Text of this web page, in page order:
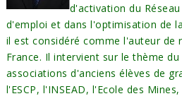
d'activation du
d'emploi et dans l'optimisation de
il est considéré comme l'auteur de
France. Il intervient sur le thème
associations d'anciens élèves de
l'ESCP, l'INSEAD, l'Ecole des